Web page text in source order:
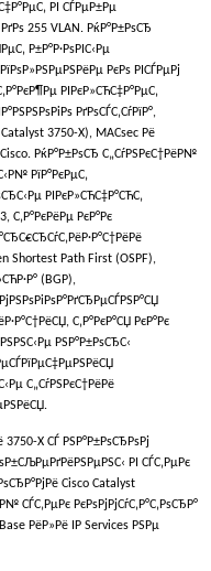
РІ СЃРµР±Рµ
255 VLAN. РќР°Р±РѕСЂ
Р±Р°Р·РѕРІС‹Рµ
РєРѕ РІСЃРµРј
РІРєР»СЋС‡Р°РµС‚
РґРѕСЃС‚СѓРїР°,
Catalyst 3750-X), MACsec Рё
РќР°Р±РѕСЂ С„СѓРЅРєС†РёР№
РїР°РєРµС‚
РІРєР»СЋС‡Р°СЋС‚
С‚Р°РєРёРµ РєР°Рє
Shortest Path First (OSPF),
(BGP),
С‚Р°РєР°СЏ РєР°Рє
РЅР°Р±РѕСЂС‹
С„СѓРЅРєС†РёРё
3750-X СЃ РЅР°Р±РѕСЂРѕРј
РІ СЃС‚РµРє
Cisco Catalyst
СЃС‚РµРє РєРѕРјРјСѓС‚Р°С‚РѕСЂР°
РёР»Рё IP Services РЅРµ